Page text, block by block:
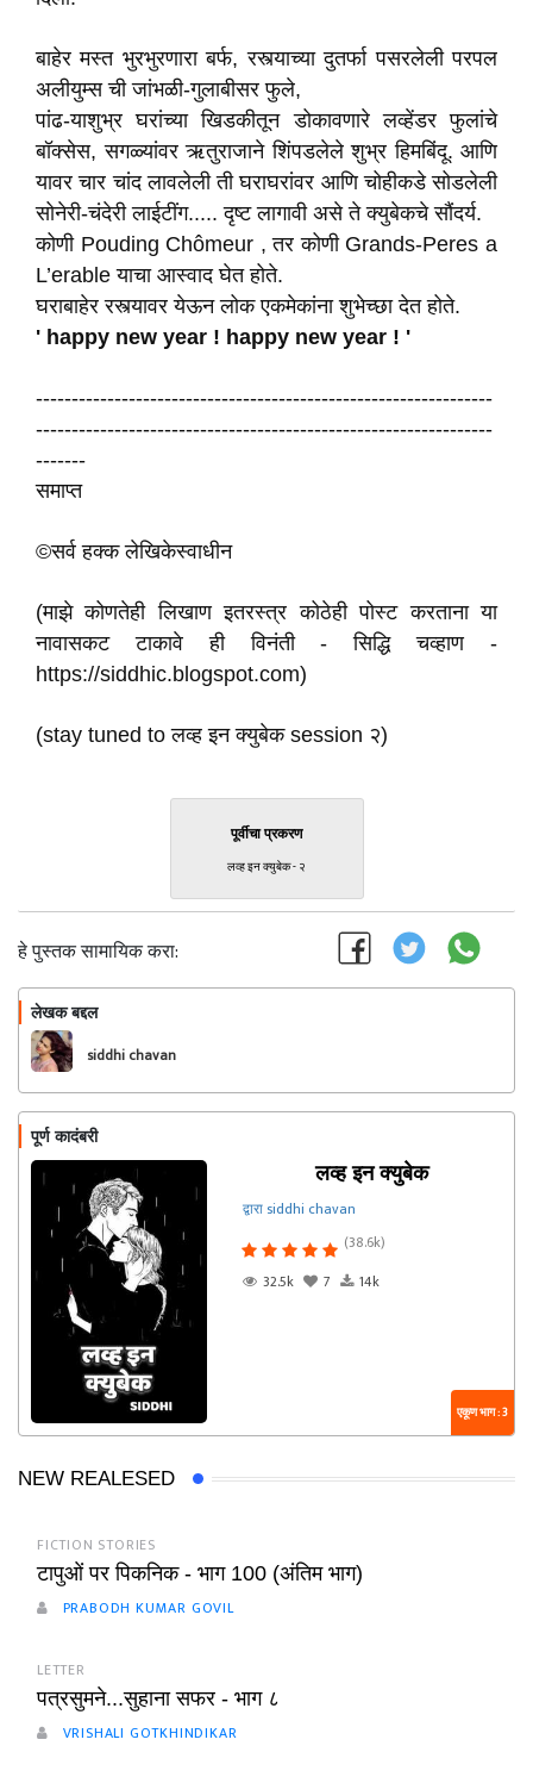
बाहेर मस्त भुरभुरणारा बर्फ, रस्त्याच्या दुतर्फा पसरलेली परपल
अलीयुम्स ची जांभळी-गुलाबीसर फुले,
पांढ-याशुभ्र घरांच्या खिडकीतून डोकावणारे लव्हेंडर फुलांचे
बॉक्सेस, सगळ्यांवर ऋतुराजाने शिंपडलेले शुभ्र हिमबिंदू. आणि
यावर चार चांद लावलेली ती घराघरांवर आणि चोहीकडे सोडलेली
सोनेरी-चंदेरी लाईटींग..... दृष्ट लागावी असे ते क्युबेकचे सौंदर्य.
कोणी Pouding Chômeur , तर कोणी Grands-Peres a
L’erable याचा आस्वाद घेत होते.
घराबाहेर रस्त्यावर येऊन लोक एकमेकांना शुभेच्छा देत होते.
' happy new year ! happy new year ! '
----------------------------------------------------------------
----------------------------------------------------------------
-------
समाप्त
©सर्व हक्क लेखिकेस्वाधीन
(माझे कोणतेही लिखाण इतरस्त्र कोठेही पोस्ट करताना या
नावासकट टाकावे ही विनंती - सिद्धि चव्हाण -
https://siddhic.blogspot.com)
(stay tuned to लव्ह इन क्युबेक session २)
पूर्वीचा प्रकरण
लव्ह इन क्युबेक - २
हे पुस्तक सामायिक करा:
लेखक बद्दल
siddhi chavan
पूर्ण कादंबरी
लव्ह इन क्युबेक
द्वारा siddhi chavan
(38.6k)
32.5k
7 14k
एकूण भाग : 3
NEW REALESED
FICTION STORIES
टापुओं पर पिकनिक - भाग 100 (अंतिम भाग)
PRABODH KUMAR GOVIL
LETTER
पत्रसुमने...सुहाना सफर - भाग ८
VRISHALI GOTKHINDIKAR